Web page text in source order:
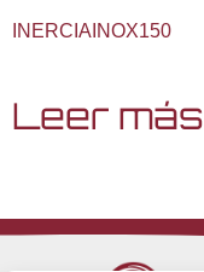
INERCIAINOX150
Leer más